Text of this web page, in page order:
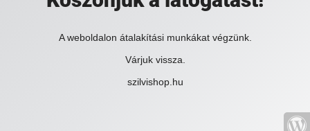
A weboldalon átalakítási munkákat végzünk.
Várjuk vissza.
szilvishop.hu